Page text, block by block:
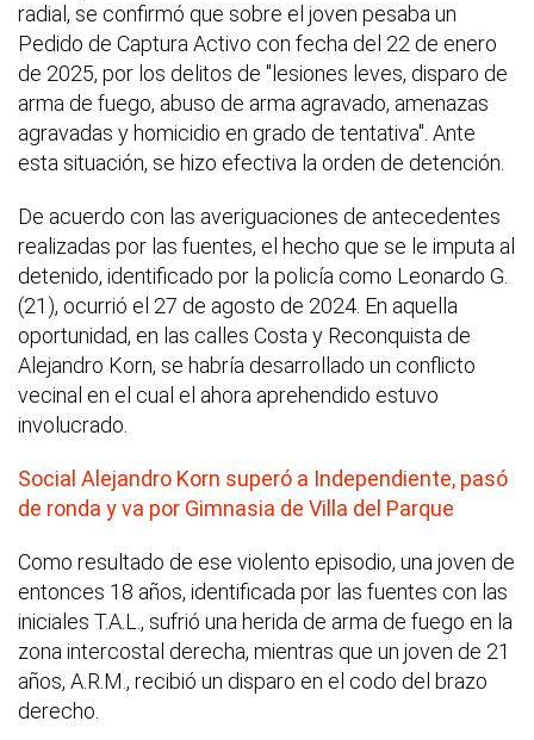
radial, se confirmó que sobre el joven pesaba un
Pedido de Captura Activo con fecha del 22 de enero
de 2025, por los delitos de "lesiones leves, disparo de
arma de fuego, abuso de arma agravado, amenazas
agravadas y homicidio en grado de tentativa". Ante
esta situación, se hizo efectiva la orden de detención.
De acuerdo con las averiguaciones de antecedentes
realizadas por las fuentes, el hecho que se le imputa al
detenido, identificado por la policía como Leonardo G.
(21), ocurrió el 27 de agosto de 2024. En aquella
oportunidad, en las calles Costa y Reconquista de
Alejandro Korn, se habría desarrollado un conflicto
vecinal en el cual el ahora aprehendido estuvo
involucrado.
Social Alejandro Korn superó a Independiente, pasó
de ronda y va por Gimnasia de Villa del Parque
Como resultado de ese violento episodio, una joven de
entonces 18 años, identificada por las fuentes con las
iniciales T.A.L., sufrió una herida de arma de fuego en la
zona intercostal derecha, mientras que un joven de 21
años, A.R.M., recibió un disparo en el codo del brazo
derecho.